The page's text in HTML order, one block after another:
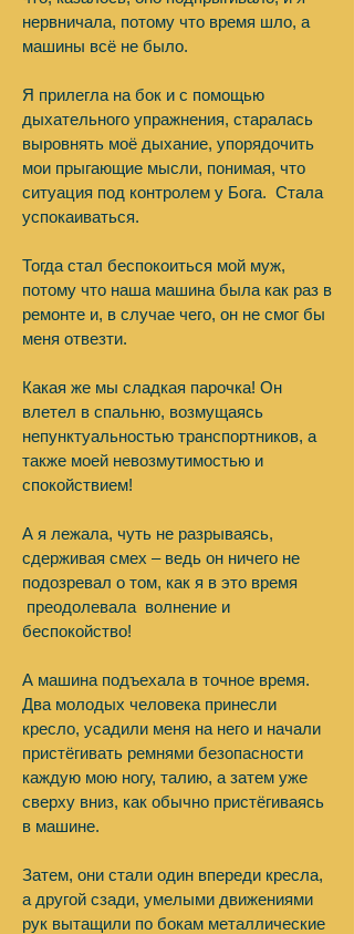
нервничала, потому что время шло, а
машины всё не было.
Я прилегла на бок и с помощью
дыхательного упражнения, старалась
выровнять моё дыхание, упорядочить
мои прыгающие мысли, понимая, что
ситуация под контролем у Бога. Стала
успокаиваться.
Тогда стал беспокоиться мой муж,
потому что наша машина была как раз в
ремонте и, в случае чего, он не смог бы
меня отвезти.
Какая же мы сладкая парочка! Он
влетел в спальню, возмущаясь
непунктуальностью транспортников, а
также моей невозмутимостью и
спокойствием!
А я лежала, чуть не разрываясь,
сдерживая смех – ведь он ничего не
подозревал о том, как я в это время
преодолевала волнение и
беспокойство!
А машина подъехала в точное время.
Два молодых человека принесли
кресло, усадили меня на него и начали
пристёгивать ремнями безопасности
каждую мою ногу, талию, а затем уже
сверху вниз, как обычно пристёгиваясь
в машине.
Затем, они стали один впереди кресла,
а другой сзади, умелыми движениями
рук вытащили по бокам металлические